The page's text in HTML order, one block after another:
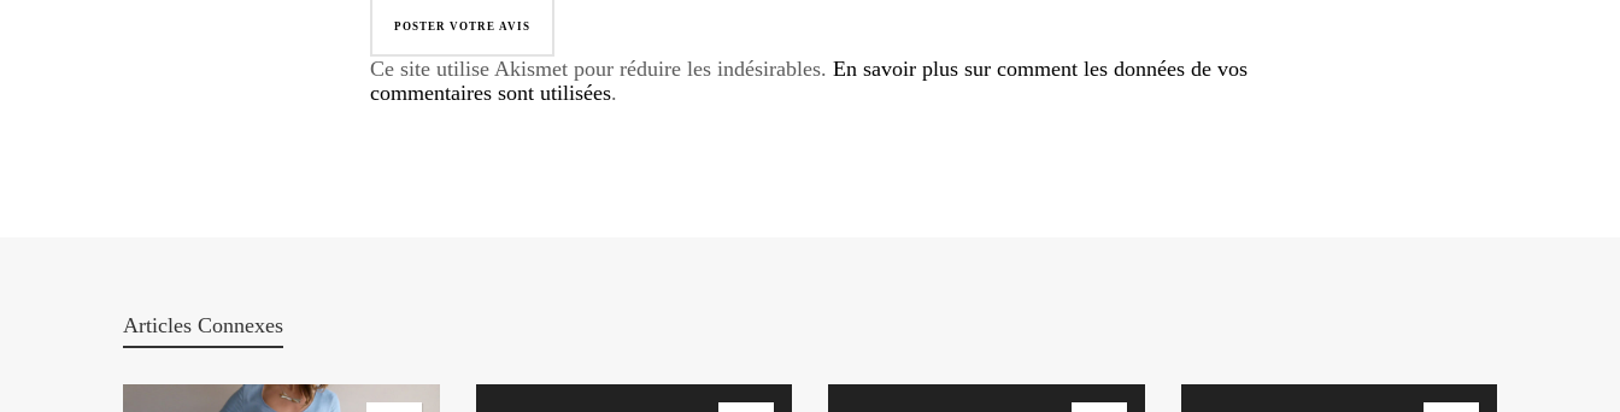
Ce site utilise Akismet pour réduire les indésirables. En savoir plus sur comment les données de vos
commentaires sont utilisées.
Articles Connexes